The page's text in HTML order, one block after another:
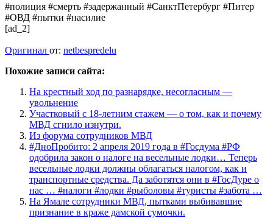
#полиция #смерть #задержанный #СанктПетербург #Питер
#ОВД #пытки #насилие
[ad_2]
Оригинал от: netbespredelu
Похожие записи сайта:
На крестный ход по разнарядке, несогласным —
увольнение
Участковый с 18-летним стажем — о том, как и почему
МВД сгнило изнутри.
Из форума сотрудников МВД
#ДноПробито: 2 апреля 2019 года в #Госдума #РФ
одобрила закон о налоге на весельные лодки… Теперь
весельные лодки должны облагаться налогом, как и
транспортные средства. Да заботятся они в #ГосДуре о
нас … #налоги #лодки #рыболовы #туристы #забота …
На Ямале сотрудники МВД, пытками выбивавшие
признание в краже дамской сумочки.